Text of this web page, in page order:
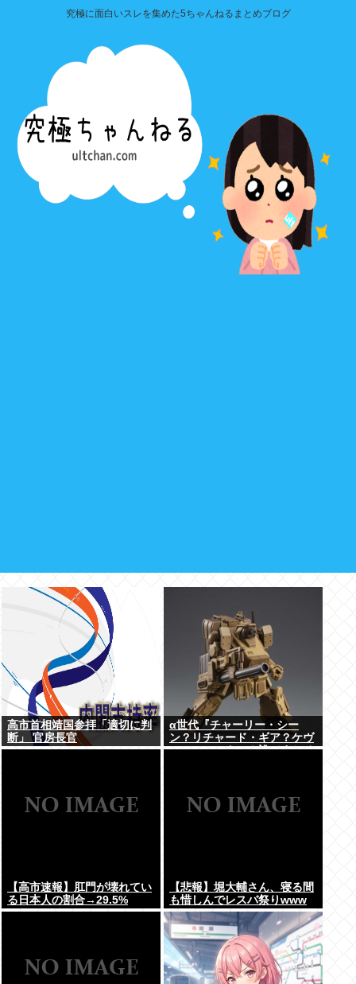
究極に面白いスレを集めた5ちゃんねるまとめブログ
高市首相靖国参拝「適切に判
断」 官房長官
α世代『チャーリー・シー
ン？リチャード・ギア？ケヴ
ィン・コスナー？誰ですかそ
【高市速報】肛門が壊れてい
る日本人の割合→29.5%
【悲報】堀大輔さん、寝る間
も惜しんでレスバ祭りwww